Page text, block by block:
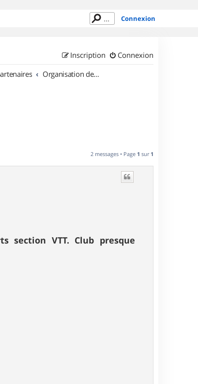
Connexion
Connexion
Inscription
Organisation de sorties en région Picardie
2 messages • Page 1 sur 1
section VTT. Club presque